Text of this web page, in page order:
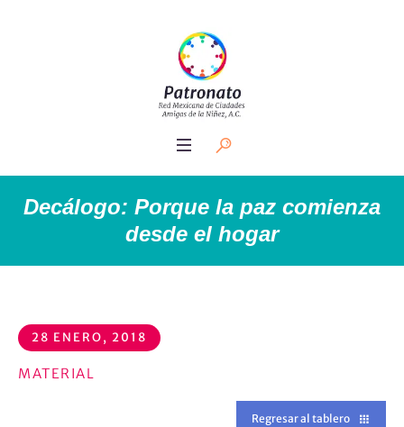
Decálogo: Porque la paz comienza
desde el hogar
28 ENERO, 2018
MATERIAL
Regresar al tablero